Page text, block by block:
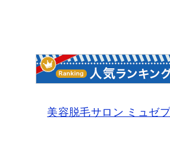
美容脱毛サロン ミュゼ